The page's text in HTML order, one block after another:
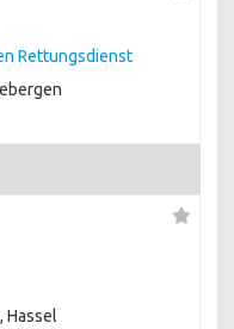
Rettungsdienst
Hassel